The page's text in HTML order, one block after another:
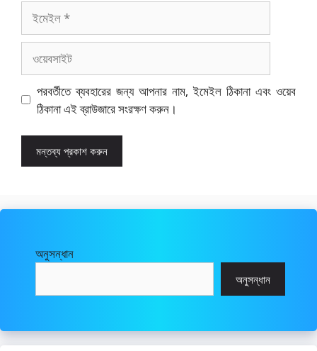
ইমেইল
পরবর্তীতে ব্যবহারের জন্য আপনার নাম, ইমেইল ঠিকানা এবং ওয়েব
ঠিকানা এই ব্রাউজারে সংরক্ষণ করুন।
অনুসন্ধান
অনুসন্ধান